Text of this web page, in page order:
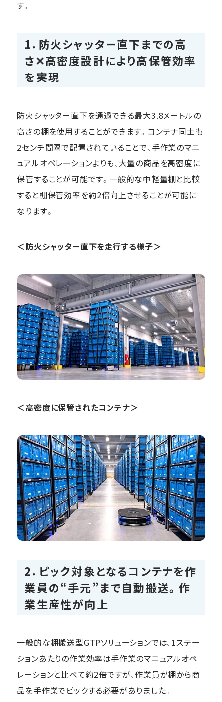
す。
1．防火シャッター直下までの高
さ✕高密度設計により高保管効率
を実現
防火シャッター直下を通過できる最大3.8メートルの
高さの棚を使用することができます。コンテナ同士も
2センチ間隔で配置されていることで、手作業のマニ
ュアルオペレーションよりも、大量の商品を高密度に
保管することが可能です。一般的な中軽量棚と比較
すると棚保管効率を約2倍向上させることが可能に
なります。
＜防火シャッター直下を走行する様子＞
＜高密度に保管されたコンテナ＞
2．ピック対象となるコンテナを作
業員の“手元”まで自動搬送。作
業生産性が向上
一般的な棚搬送型GTPソリューションでは、1ステー
ションあたりの作業効率は手作業のマニュアルオペ
レーションと比べて約2倍ですが、作業員が棚から商
品を手作業でピックする必要がありました。